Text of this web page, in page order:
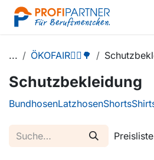
Zum Inhalt springen
... ÖKOFAIR👷‍♂️🌳
Schutzbekleidung
BundhosenLatzhosenShorts
Preisliste